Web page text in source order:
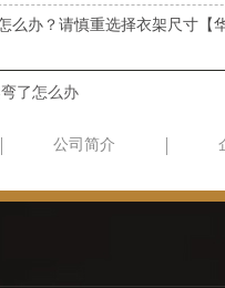
么办？请慎重选择衣架尺寸【
了怎么办
公司简介